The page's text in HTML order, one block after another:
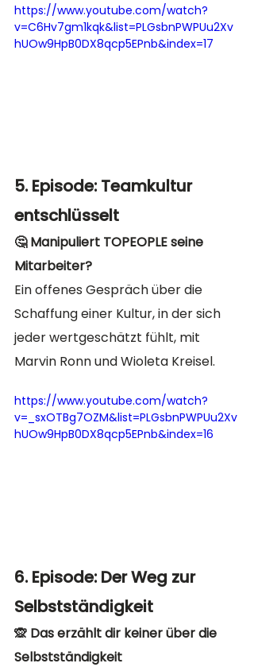
https://www.youtube.com/watch?
v=C6Hv7gm1kqk&list=PLGsbnPWPUu2Xv
hUOw9HpB0DX8qcp5EPnb&index=17
5. Episode: Teamkultur
entschlüsselt
🤔 Manipuliert TOPEOPLE seine
Mitarbeiter?
Ein offenes Gespräch über die
Schaffung einer Kultur, in der sich
jeder wertgeschätzt fühlt, mit
Marvin Ronn und Wioleta Kreisel.
https://www.youtube.com/watch?
v=_sxOTBg7OZM&list=PLGsbnPWPUu2Xv
hUOw9HpB0DX8qcp5EPnb&index=16
6. Episode: Der Weg zur
Selbstständigkeit
🙊 Das erzählt dir keiner über die
Selbstständigkeit